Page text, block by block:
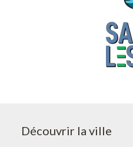
Découvrir la ville